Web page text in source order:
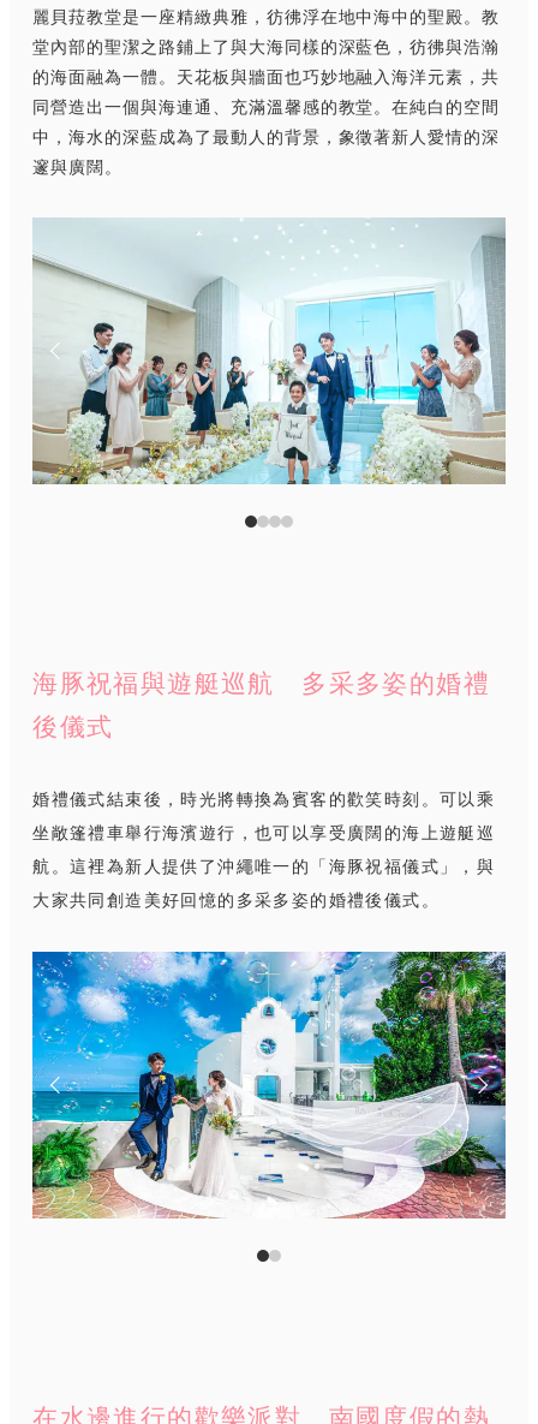
麗貝菈教堂是一座精緻典雅，彷彿浮在地中海中的聖殿。教
堂內部的聖潔之路鋪上了與大海同樣的深藍色，彷彿與浩瀚
的海面融為一體。天花板與牆面也巧妙地融入海洋元素，共
同營造出一個與海連通、充滿溫馨感的教堂。在純白的空間
中，海水的深藍成為了最動人的背景，象徵著新人愛情的深
邃與廣闊。
海豚祝福與遊艇巡航 多采多姿的婚禮
後儀式
婚禮儀式結束後，時光將轉換為賓客的歡笑時刻。可以乘
坐敞篷禮車舉行海濱遊行，也可以享受廣闊的海上遊艇巡
航。這裡為新人提供了沖繩唯一的「海豚祝福儀式」，與
大家共同創造美好回憶的多采多姿的婚禮後儀式。
在水邊進行的歡樂派對 南國度假的熱